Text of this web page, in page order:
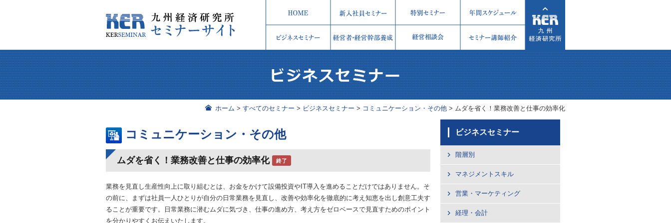
ホーム > すべてのセミナー > ビジネスセミナー > コミュニケーション・その他 > ムダを省く！業務改善と仕事の効率化
コミュニケーション・その他
ムダを省く！業務改善と仕事の効率化 終了
業務を見直し生産性向上に取り組むとは、お金をかけて設備投資やIT導入を進めることだけではありません。そ
の前に、まずは社員一人ひとりが自分の日常業務を見直し、改善や効率化を徹底的に考え知恵を出し創意工夫す
ることが重要です。日常業務に潜むムダに気づき、仕事の進め方、考え方をゼロベースで見直すためのポイント
を分かりやすくお伝えいたします。
ビジネスセミナー
階層別
マネジメントスキル
営業・マーケティング
経理・会計